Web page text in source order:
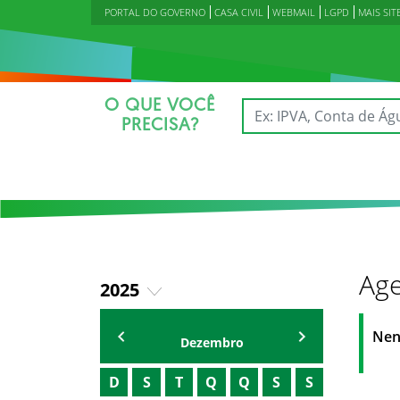
PORTAL DO GOVERNO CASA CIVIL WEBMAIL LGPD MAIS
O QUE VOCÊ
PRECISA?
2025
2023
2024
2026
Dezembro
D S T Q Q S S